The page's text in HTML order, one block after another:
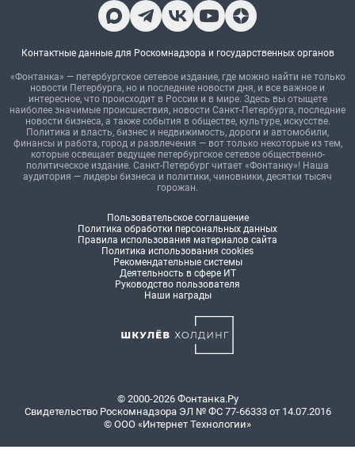
Контактные данные для Роскомнадзора и государственных органов
«Фонтанка» — петербургское сетевое издание, где можно найти не только
новости Петербурга, но и последние новости дня, и все важное и
интересное, что происходит в России и в мире. Здесь вы отыщете
наиболее значимые происшествия, новости Санкт-Петербурга, последние
новости бизнеса, а также события в обществе, культуре, искусстве.
Политика и власть, бизнес и недвижимость, дороги и автомобили,
финансы и работа, город и развлечения — вот только некоторые из тем,
которые освещает ведущее петербургское сетевое общественно-
политическое издание. Санкт-Петербург читает «Фонтанку»! Наша
аудитория — лидеры бизнеса и политики, чиновники, десятки тысяч
горожан.
Пользовательское соглашение
Политика обработки персональных данных
Правила использования материалов сайта
Политика использования cookies
Рекомендательные системы
Деятельность в сфере ИТ
Руководство пользователя
Наши награды
© 2000-2026 Фонтанка.Ру
Свидетельство Роскомнадзора ЭЛ № ФС 77-66333 от 14.07.2016
© ООО «Интернет Технологии»